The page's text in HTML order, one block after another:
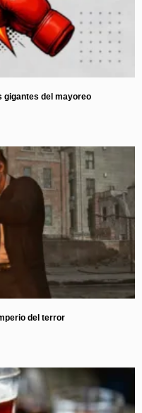
gigantes del mayoreo
del terror